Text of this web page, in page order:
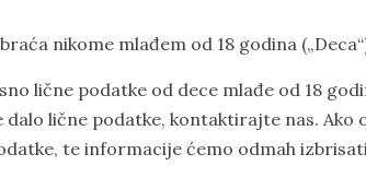
nikome mlađem od 18 godina
lične podatke od dece mlađe od 18
dalo lične podatke, kontaktirajte nas.
te informacije ćemo odmah